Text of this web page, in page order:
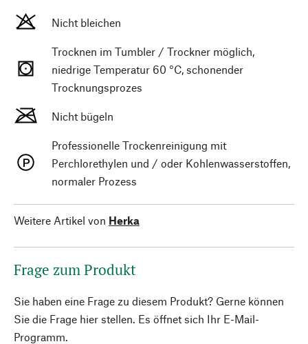
Nicht bleichen
Trocknen im Tumbler / Trockner möglich,
niedrige Temperatur 60 °C, schonender
Trocknungsprozes
Nicht bügeln
Professionelle Trockenreinigung mit
Perchlorethylen und / oder Kohlenwasserstoffen,
normaler Prozess
Weitere Artikel von Herka
Frage zum Produkt
Sie haben eine Frage zu diesem Produkt? Gerne können
Sie die Frage hier stellen. Es öffnet sich Ihr E-Mail-
Programm.